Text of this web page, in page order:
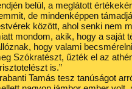
belül, a meglátott
de mindenképpen
között, ahol senki nem
mondom, akik, hogy a saját
hogy valami
Szókratészt, űzték el az
is.”
Tamás tesz tanúságot